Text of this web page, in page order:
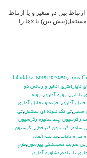
بین دو متغیر و یا ارتباط
بین یک متغیر بنام پاسخ (وابسته) یا y و چند متغیر مستقل(پیش بین) یا xها را
,\v,09351323950,amos,
ناپارامتري,آناليز واريانس دو
,پايايي,پروژه آماري,پروژه
آماري,تجزيه و تحليل آماري
مسير ,تي تک نمونه اي مستقل,تي
,رگرسيون چند متغيره,رگرسيون
ساده,رگرسيون غيرخطي,رگرسيون
و پايايي,ضريب آلفاي
,ضريب همبستگي پيرسون,طرح
پايانامه,مشاوره آماري